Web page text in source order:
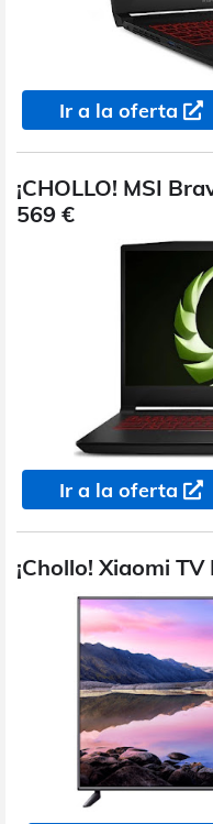
Ir a la oferta
¡CHOLLO! MSI
569 €
Ir a la oferta
¡Chollo! Xiaomi